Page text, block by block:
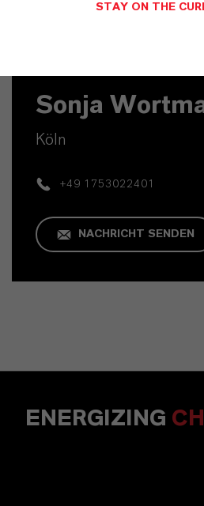
Sonja
Köln
+49 1753022401
NACHRICHT SENDEN
ENERGIZING
STAY ON THE